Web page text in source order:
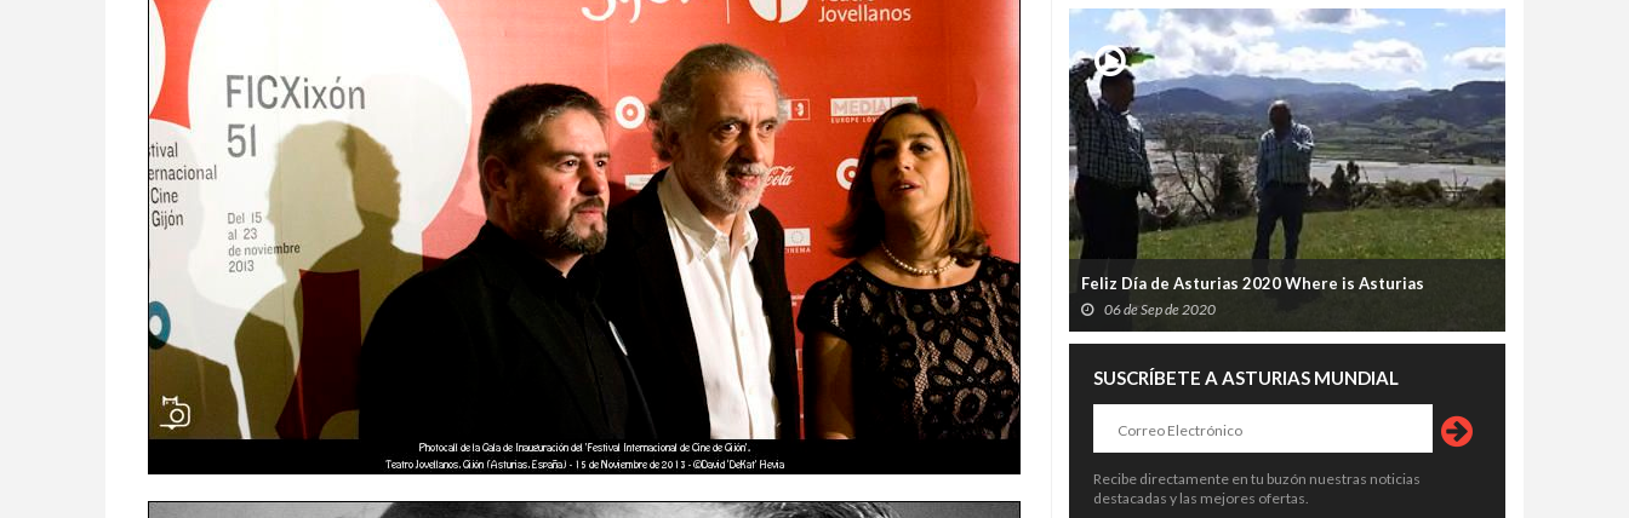
Feliz Día de Asturias 2020 Where is Asturias
06 de Sep de 2020
SUSCRÍBETE A ASTURIAS MUNDIAL
Recibe directamente en tu buzón nuestras noticias
destacadas y las mejores ofertas.